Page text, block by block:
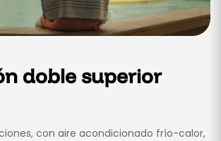
doble superior
con aire acondicionado frío-calor,